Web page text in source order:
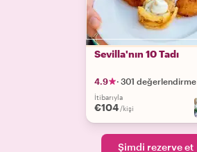
Sevilla'nın 10 Tadı
4.9 · 301 değerlendirme
İtibarıyla
€104 /kişi
Şimdi rezerve et